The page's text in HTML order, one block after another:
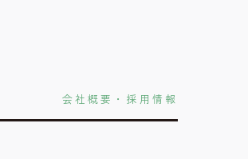
会社概要・採用情報